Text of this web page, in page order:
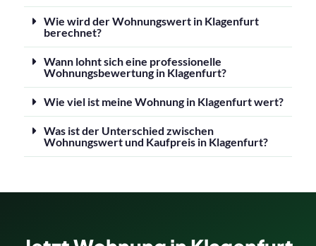
Wie wird der Wohnungswert in Klagenfurt
berechnet?
Wann lohnt sich eine professionelle
Wohnungsbewertung in Klagenfurt?
Wie viel ist meine Wohnung in Klagenfurt wert?
Was ist der Unterschied zwischen
Wohnungswert und Kaufpreis in Klagenfurt?